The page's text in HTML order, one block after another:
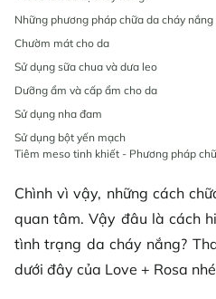
Những phương pháp chữa da cháy
Chườm mát cho da
Sử dụng sữa chua và dưa leo
Dưỡng ẩm và cấp ẩm cho da
Sử dụng nha đam
Sử dụng bột yến mạch
Tiêm meso tinh khiết - Phương pháp
Chình vì vậy, những cách
quan tâm. Vậy đâu là cách
tình trạng da cháy nắng?
dưới đây của Love + Rosa